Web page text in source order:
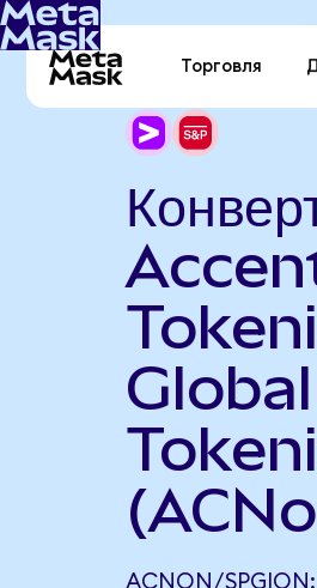
Торговля
ACNON/SPGION: